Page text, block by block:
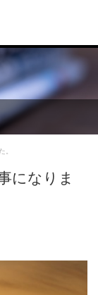
。
になりま